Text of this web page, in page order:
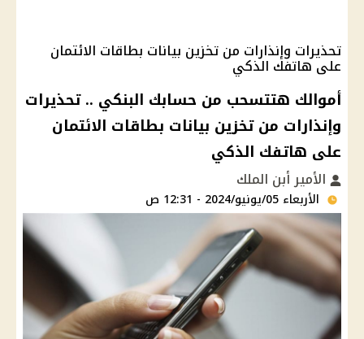
تحذيرات وإنذارات من تخزين بيانات بطاقات الائتمان
على هاتفك الذكي
أموالك هتتسحب من حسابك البنكي .. تحذيرات
وإنذارات من تخزين بيانات بطاقات الائتمان
على هاتفك الذكي
الأمير أبن الملك
الأربعاء 05/يونيو/2024 - 12:31 ص